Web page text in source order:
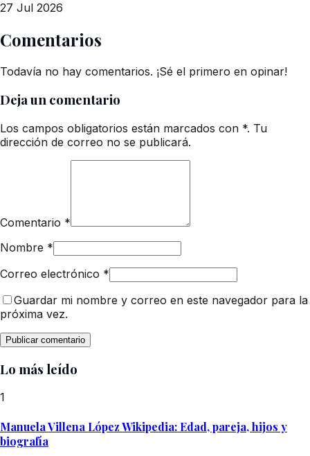
27 Jul 2026
Comentarios
Todavía no hay comentarios. ¡Sé el primero en opinar!
Deja un comentario
Los campos obligatorios están marcados con *. Tu
dirección de correo no se publicará.
Comentario *
Nombre *
Correo electrónico *
Guardar mi nombre y correo en este navegador para la
próxima vez.
Lo más leído
1
Manuela Villena López Wikipedia: Edad, pareja, hijos y
biografía